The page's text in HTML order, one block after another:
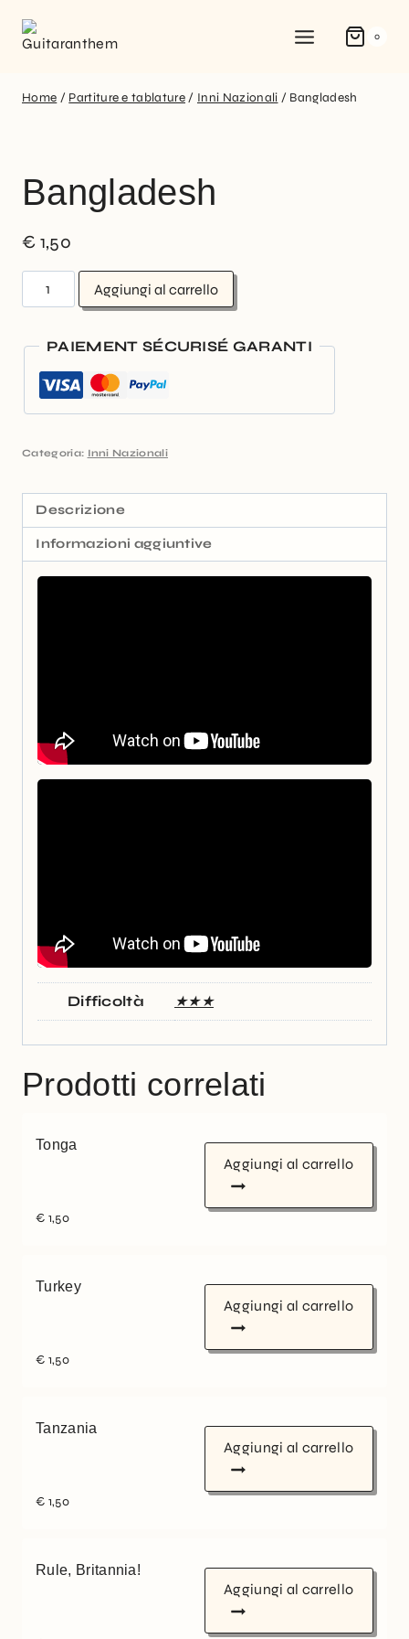
0
Home / Partiture e tablature / Inni Nazionali / Bangladesh
Bangladesh
€ 1,50
Aggiungi al carrello
PAIEMENT SÉCURISÉ GARANTI
Categoria: Inni Nazionali
Descrizione
Informazioni aggiuntive
Difficoltà ★★★
Prodotti correlati
Tonga
€ 1,50
Aggiungi al carrello
Turkey
€ 1,50
Aggiungi al carrello
Tanzania
€ 1,50
Aggiungi al carrello
Rule, Britannia!
Aggiungi al carrello